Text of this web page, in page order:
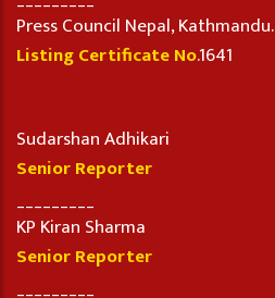
Press Council Nepal, Kathmandu.
Listing Certificate No.1641
Sudarshan Adhikari
Senior Reporter
KP Kiran Sharma
Senior Reporter